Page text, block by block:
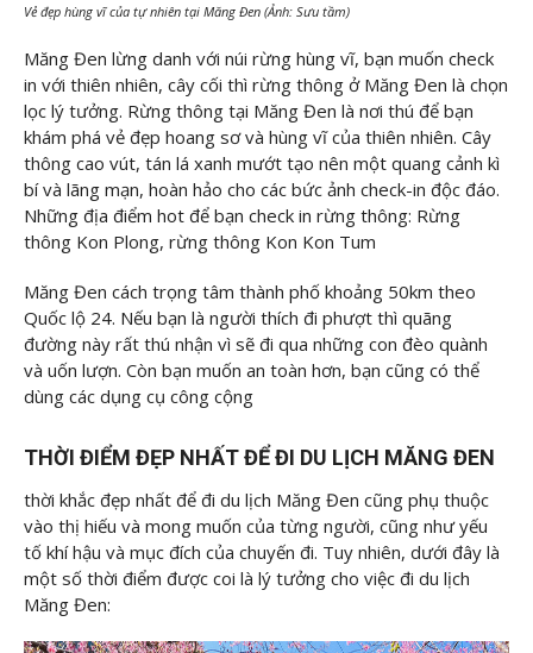
Vẻ đẹp hùng vĩ của tự nhiên tại Măng Đen (Ảnh: Sưu tầm)
Măng Đen lừng danh với núi rừng hùng vĩ, bạn muốn check
in với thiên nhiên, cây cối thì rừng thông ở Măng Đen là chọn
lọc lý tưởng. Rừng thông tại Măng Đen là nơi thú để bạn
khám phá vẻ đẹp hoang sơ và hùng vĩ của thiên nhiên. Cây
thông cao vút, tán lá xanh mướt tạo nên một quang cảnh kì
bí và lãng mạn, hoàn hảo cho các bức ảnh check-in độc đáo.
Những địa điểm hot để bạn check in rừng thông: Rừng
thông Kon Plong, rừng thông Kon Kon Tum
Măng Đen cách trọng tâm thành phố khoảng 50km theo
Quốc lộ 24. Nếu bạn là người thích đi phượt thì quãng
đường này rất thú nhận vì sẽ đi qua những con đèo quành
và uốn lượn. Còn bạn muốn an toàn hơn, bạn cũng có thể
dùng các dụng cụ công cộng
THỜI ĐIỂM ĐẸP NHẤT ĐỂ ĐI DU LỊCH MĂNG ĐEN
thời khắc đẹp nhất để đi du lịch Măng Đen cũng phụ thuộc
vào thị hiếu và mong muốn của từng người, cũng như yếu
tố khí hậu và mục đích của chuyến đi. Tuy nhiên, dưới đây là
một số thời điểm được coi là lý tưởng cho việc đi du lịch
Măng Đen: